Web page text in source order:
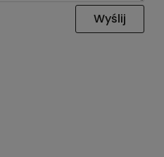
Wyślij